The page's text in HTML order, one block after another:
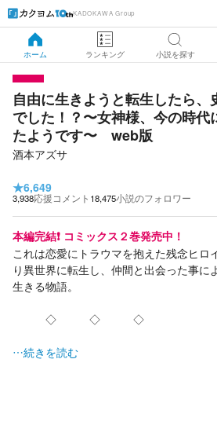
KADOKAWA Group
ホーム ランキング 小説を探す
自由に生きようと転生したら
でした！？〜女神様、今の時代
たようです〜 web版
酒本アズサ
★6,649
3,938応援コメント 18,475小説のフォロワー
本編完結❗️ コミックス２巻発売中！
これは恋愛にトラウマを抱えた残念ヒ
り異世界に転生し、仲間と出会った事に
生きる物語。
◇ ◇ ◇
…続きを読む